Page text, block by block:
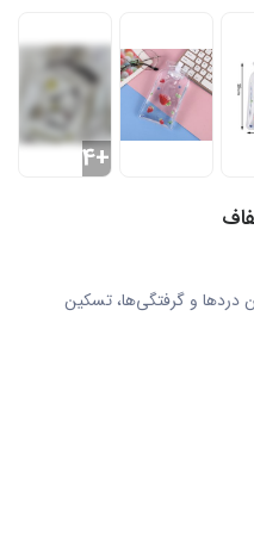
+4
دردها و گرفتگی‌ها، تسکین